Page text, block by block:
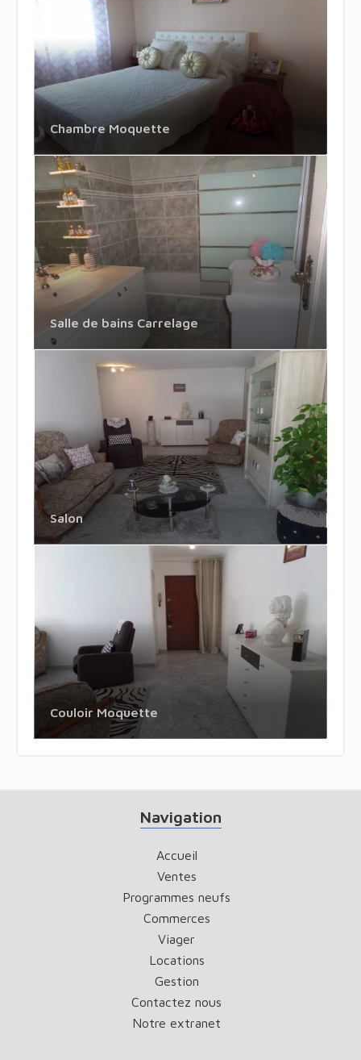
Chambre Moquette
Salle de bains Carrelage
Salon
Couloir Moquette
Navigation
Accueil
Ventes
Programmes neufs
Commerces
Viager
Locations
Gestion
Contactez nous
Notre extranet